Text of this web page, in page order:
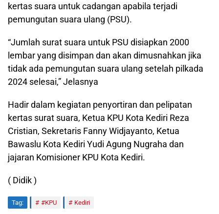
kertas suara untuk cadangan apabila terjadi
pemungutan suara ulang (PSU).
“Jumlah surat suara untuk PSU disiapkan 2000
lembar yang disimpan dan akan dimusnahkan jika
tidak ada pemungutan suara ulang setelah pilkada
2024 selesai,” Jelasnya
Hadir dalam kegiatan penyortiran dan pelipatan
kertas surat suara, Ketua KPU Kota Kediri Reza
Cristian, Sekretaris Fanny Widjayanto, Ketua
Bawaslu Kota Kediri Yudi Agung Nugraha dan
jajaran Komisioner KPU Kota Kediri.
( Didik )
Tag: #KPU Kediri